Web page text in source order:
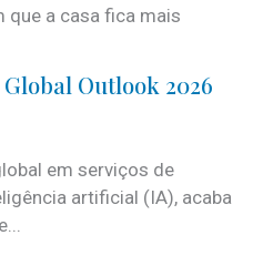
que a casa fica mais
Outlook 2026
em serviços de
artificial (IA), acaba